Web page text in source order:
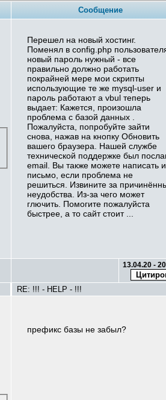
Сообщение
Перешел на новый хостинг.
Поменял в config.php
новый пароль нужный - все
правильно должно работать
покрайней мере мои скрипты
использующие те же mysql-user и
пароль работают а vbul теперь
выдает: Кажется, произошла
проблема с базой данных .
Пожалуйста, попробуйте зайти
снова, нажав на кнопку Обновить
вашего браузера. Нашей службе
технической поддержке был
email. Вы также можете написать
письмо, если проблема не
решиться. Извините за
неудобства. Из-за чего может
глючить. Помогите пожалуйста
быстрее, а то сайт стоит ...
13.04.20 -
RE: !!! - HELP - !!!
префикс базы не забыл?